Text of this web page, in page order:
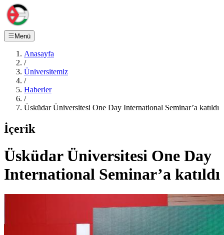
Menü
Anasayfa
/
Üniversitemiz
/
Haberler
/
Üsküdar Üniversitesi One Day International Seminar’a katıldı
İçerik
Üsküdar Üniversitesi One Day
International Seminar’a katıldı